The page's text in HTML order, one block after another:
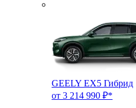
GEELY EX5 Гибрид
от 3 214 990 ₽*